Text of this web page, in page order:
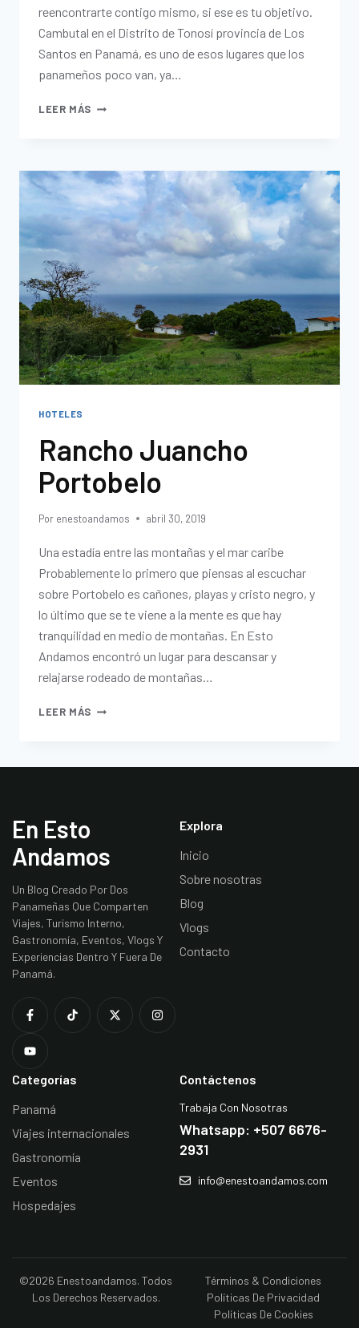
reencontrarte contigo mismo, si ese es tu objetivo.
Cambutal en el Distrito de Tonosí provincia de Los
Santos en Panamá, es uno de esos lugares que los
panameños poco van, ya…
LEER MÁS
HOTELES
Rancho Juancho
Portobelo
Por enestoandamos abril 30, 2019
Una estadía entre las montañas y el mar caribe
Probablemente lo primero que piensas al escuchar
sobre Portobelo es cañones, playas y cristo negro, y
lo último que se te viene a la mente es que hay
tranquilidad en medio de montañas. En Esto
Andamos encontró un lugar para descansar y
relajarse rodeado de montañas…
LEER MÁS
En Esto
Andamos
Un Blog Creado Por Dos
Panameñas Que Comparten
Viajes, Turismo Interno,
Gastronomía, Eventos, Vlogs Y
Experiencias Dentro Y Fuera De
Panamá.
Explora
Inicio
Sobre nosotras
Blog
Vlogs
Contacto
Categorías
Panamá
Viajes internacionales
Gastronomía
Eventos
Hospedajes
Contáctenos
Trabaja Con Nosotras
Whatsapp: +507 6676-
2931
info@enestoandamos.com
©2026 Enestoandamos. Todos
Los Derechos Reservados.
Términos & Condiciones
Políticas De Privacidad
Políticas De Cookies